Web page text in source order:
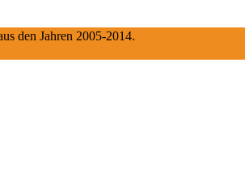
den Jahren 2005-2014.